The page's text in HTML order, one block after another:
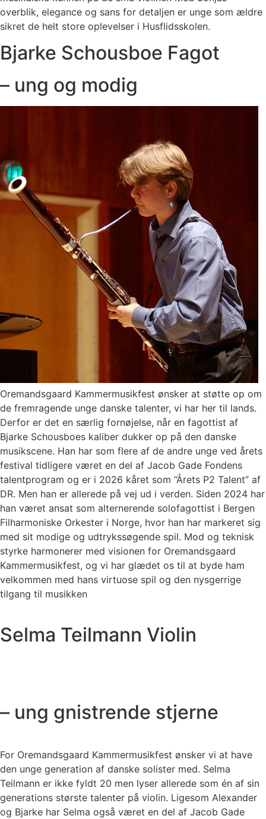
overblik, elegance og sans for detaljen er unge som ældre
sikret de helt store oplevelser i Husflidsskolen.
Bjarke Schousboe Fagot
– ung og modig
Oremandsgaard Kammermusikfest ønsker at støtte op om
de fremragende unge danske talenter, vi har her til lands.
Derfor er det en særlig fornøjelse, når en fagottist af
Bjarke Schousboes kaliber dukker op på den danske
musikscene. Han har som flere af de andre unge ved årets
festival tidligere været en del af Jacob Gade Fondens
talentprogram og er i 2026 kåret som “Årets P2 Talent” af
DR. Men han er allerede på vej ud i verden. Siden 2024 har
han været ansat som alternerende solofagottist i Bergen
Filharmoniske Orkester i Norge, hvor han har markeret sig
med sit modige og udtrykssøgende spil. Mod og teknisk
styrke harmonerer med visionen for Oremandsgaard
Kammermusikfest, og vi har glædet os til at byde ham
velkommen med hans virtuose spil og den nysgerrige
tilgang til musikken
Selma Teilmann Violin
– ung gnistrende stjerne
For Oremandsgaard Kammermusikfest ønsker vi at have
den unge generation af danske solister med. Selma
Teilmann er ikke fyldt 20 men lyser allerede som én af sin
generations største talenter på violin. Ligesom Alexander
og Bjarke har Selma også været en del af Jacob Gade